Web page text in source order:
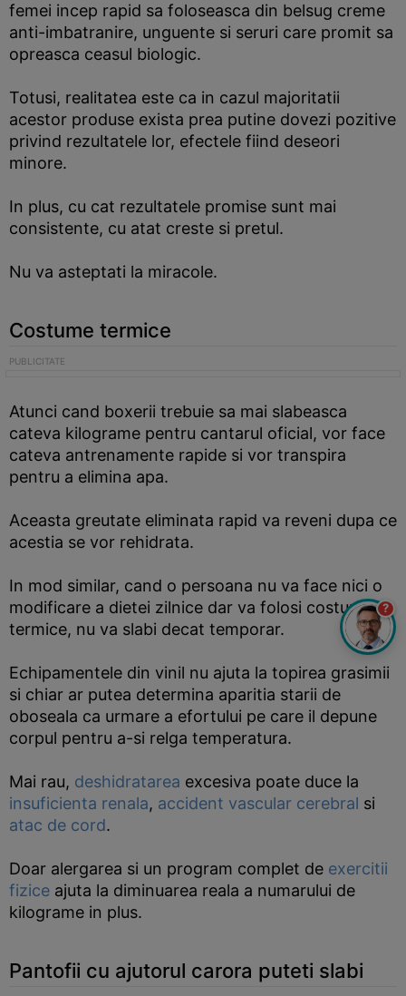
femei incep rapid sa foloseasca din belsug creme
anti-imbatranire, unguente si seruri care promit sa
opreasca ceasul biologic.
Totusi, realitatea este ca in cazul majoritatii
acestor produse exista prea putine dovezi pozitive
privind rezultatele lor, efectele fiind deseori
minore.
In plus, cu cat rezultatele promise sunt mai
consistente, cu atat creste si pretul.
Nu va asteptati la miracole.
Costume termice
Atunci cand boxerii trebuie sa mai slabeasca
cateva kilograme pentru cantarul oficial, vor face
cateva antrenamente rapide si vor transpira
pentru a elimina apa.
Aceasta greutate eliminata rapid va reveni dupa ce
acestia se vor rehidrata.
In mod similar, cand o persoana nu va face nici o
modificare a dietei zilnice dar va folosi costume
termice, nu va slabi decat temporar.
Echipamentele din vinil nu ajuta la topirea grasimii
si chiar ar putea determina aparitia starii de
oboseala ca urmare a efortului pe care il depune
corpul pentru a-si relga temperatura.
Mai rau, deshidratarea excesiva poate duce la
insuficienta renala, accident vascular cerebral si
atac de cord.
Doar alergarea si un program complet de exercitii
fizice ajuta la diminuarea reala a numarului de
kilograme in plus.
Pantofii cu ajutorul carora puteti slabi
?